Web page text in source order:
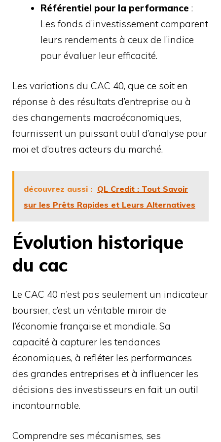
Référentiel pour la performance :
Les fonds d’investissement comparent
leurs rendements à ceux de l’indice
pour évaluer leur efficacité.
Les variations du CAC 40, que ce soit en
réponse à des résultats d’entreprise ou à
des changements macroéconomiques,
fournissent un puissant outil d’analyse pour
moi et d’autres acteurs du marché.
découvrez aussi : QL Credit : Tout Savoir
sur les Prêts Rapides et Leurs Alternatives
Évolution historique
du cac
Le CAC 40 n’est pas seulement un indicateur
boursier, c’est un véritable miroir de
l’économie française et mondiale. Sa
capacité à capturer les tendances
économiques, à refléter les performances
des grandes entreprises et à influencer les
décisions des investisseurs en fait un outil
incontournable.
Comprendre ses mécanismes, ses